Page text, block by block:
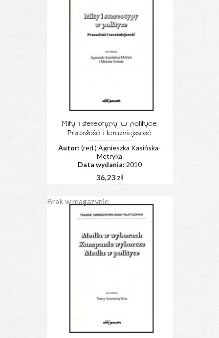
Mity i stereotypy w polityce.
Przeszłość i teraźniejszość
Autor: (red.) Agnieszka Kasińska-
Metryka
Data wydania: 2010
36,23 zł
Brak w magazynie